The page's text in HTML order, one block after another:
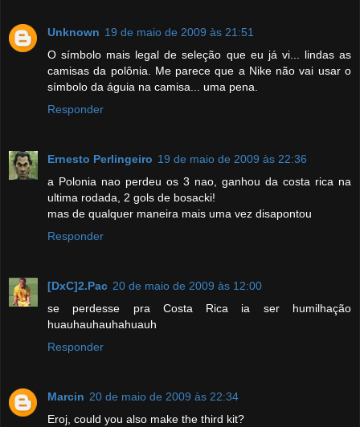
Unknown 19 de maio de 2009 às 21:51
O símbolo mais legal de seleção que eu já vi... lindas as
camisas da polônia. Me parece que a Nike não vai usar o
símbolo da águia na camisa... uma pena.
Responder
Ernesto Perlingeiro 19 de maio de 2009 às 22:36
a Polonia nao perdeu os 3 nao, ganhou da costa rica na
ultima rodada, 2 gols de bosacki!
mas de qualquer maneira mais uma vez disapontou
Responder
[DxC]2.Pac 20 de maio de 2009 às 12:00
se perdesse pra Costa Rica ia ser humilhação
huauhauhauhahuauh
Responder
Marcin 20 de maio de 2009 às 22:34
Eroj, could you also make the third kit?